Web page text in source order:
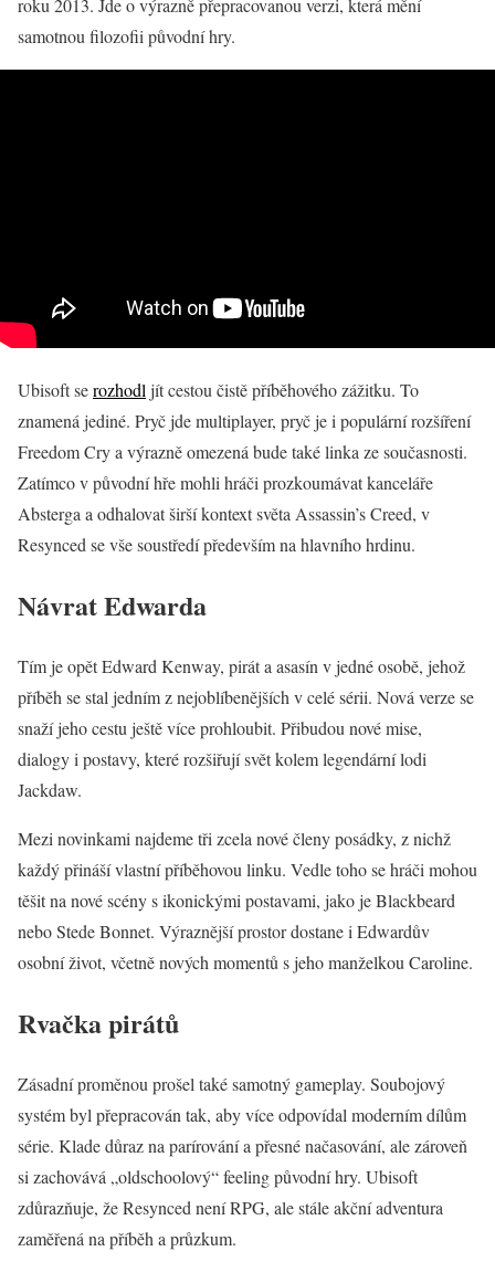
roku 2013. Jde o výrazně přepracovanou verzi, která mění
samotnou filozofii původní hry.
Ubisoft serozhodljít cestou čistě příběhového zážitku. To
znamená jediné. Pryč jde multiplayer, pryč je i populární rozšíření
Freedom Cry a výrazně omezená bude také linka ze současnosti.
Zatímco v původní hře mohli hráči prozkoumávat kanceláře
Absterga a odhalovat širší kontext světa Assassin’s Creed, v
Resynced se vše soustředí především na hlavního hrdinu.
Návrat Edwarda
Tím je opět Edward Kenway, pirát a asasín v jedné osobě, jehož
příběh se stal jedním z nejoblíbenějších v celé sérii. Nová verze se
snaží jeho cestu ještě více prohloubit. Přibudou nové mise,
dialogy i postavy, které rozšiřují svět kolem legendární lodi
Jackdaw.
Mezi novinkami najdeme tři zcela nové členy posádky, z nichž
každý přináší vlastní příběhovou linku. Vedle toho se hráči mohou
těšit na nové scény s ikonickými postavami, jako je Blackbeard
nebo Stede Bonnet. Výraznější prostor dostane i Edwardův
osobní život, včetně nových momentů s jeho manželkou Caroline.
Rvačka pirátů
Zásadní proměnou prošel také samotný gameplay. Soubojový
systém byl přepracován tak, aby více odpovídal moderním dílům
série. Klade důraz na parírování a přesné načasování, ale zároveň
si zachovává „oldschoolový“ feeling původní hry. Ubisoft
zdůrazňuje, že Resynced není RPG, ale stále akční adventura
zaměřená na příběh a průzkum.